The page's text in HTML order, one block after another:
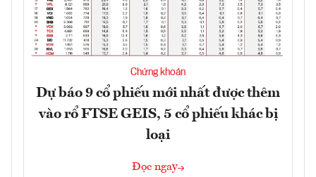
Chứng khoán
Dự báo 9 cổ phiếu mới nhất được thêm
vào rổ FTSE GEIS, 5 cổ phiếu khác bị
loại
Đọc ngay